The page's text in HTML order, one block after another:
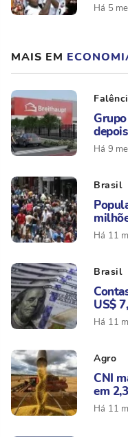
Há 5
MAIS EM
Há 9
Brasil
Há 11
Brasil
US$
Há 11
Agro
CNI
em
Há 11